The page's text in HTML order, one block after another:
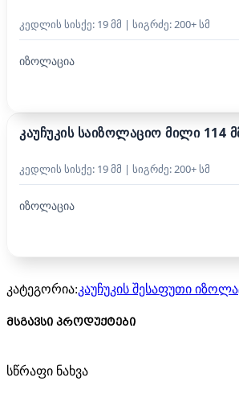
კედლის სისქე: 19 მმ | სიგრძე: 200+ სმ
იზოლაცია
კაუჩუკის საიზოლაციო მილი 114
კედლის სისქე: 19 მმ | სიგრძე: 200+ სმ
იზოლაცია
კატეგორია:კაუჩუკის შესაფუთი
მსგავსი პროდუქტები
სწრაფი ნახვა